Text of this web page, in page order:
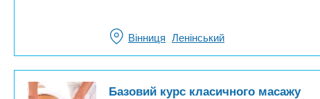
Вінниця Ленінський
Базовий курс класичного масажу